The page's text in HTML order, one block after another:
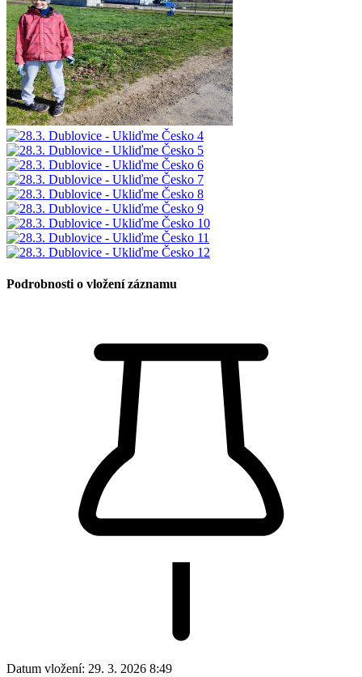
Podrobnosti o vložení záznamu
Datum vložení: 29. 3. 2026 8:49